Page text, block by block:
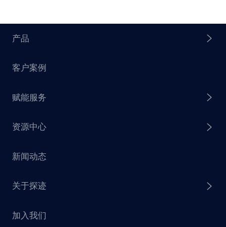
产品
探迹 AI Agent
探迹 AI 拓客
探迹 AI 触达
探迹 AI CRM
客户案例
赋能服务
赋能计划
资源中心
销售干货
探迹大数据研究院
新闻动态
关于探迹
企业介绍
加入我们